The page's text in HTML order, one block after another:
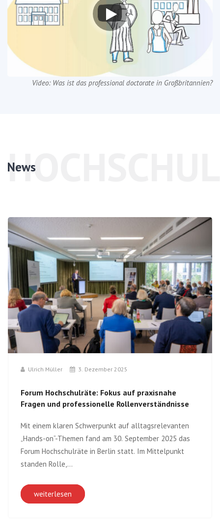
Video: Was ist das professional doctorate in Großbritannien?
News
Ulrich Müller 3. Dezember 2025
Forum Hochschulräte: Fokus auf praxisnahe
Fragen und professionelle Rollenverständnisse
Mit einem klaren Schwerpunkt auf alltagsrelevanten
„Hands-on“-Themen fand am 30. September 2025 das
Forum Hochschulräte in Berlin statt. Im Mittelpunkt
standen Rolle,...
weiterlesen